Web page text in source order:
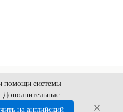
помощи системы
Дополнительные
на английский